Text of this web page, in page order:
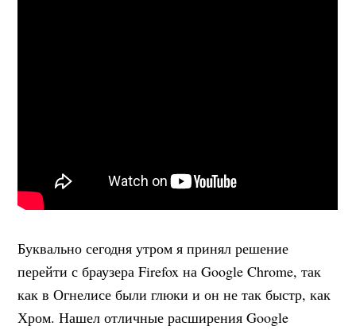
Буквально сегодня утром я принял решение
перейти с браузера Firefox на Google Chrome, так
как в Огнелисе были глюки и он не так быстр, как
Хром. Нашел отличные расширения Google